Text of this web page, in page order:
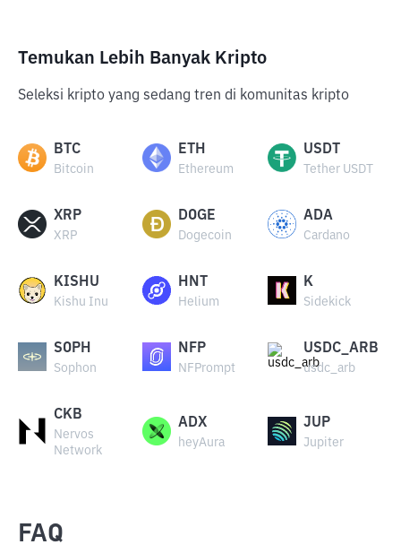
Temukan Lebih Banyak Kripto
Seleksi kripto yang sedang tren di komunitas kripto
BTC
Bitcoin
ETH
Ethereum
USDT
Tether USDT
XRP
XRP
DOGE
Dogecoin
ADA
Cardano
KISHU
Kishu Inu
HNT
Helium
K
Sidekick
SOPH
Sophon
NFP
NFPrompt
USDC_ARB
usdc_arb
CKB
Nervos
Network
ADX
heyAura
JUP
Jupiter
FAQ